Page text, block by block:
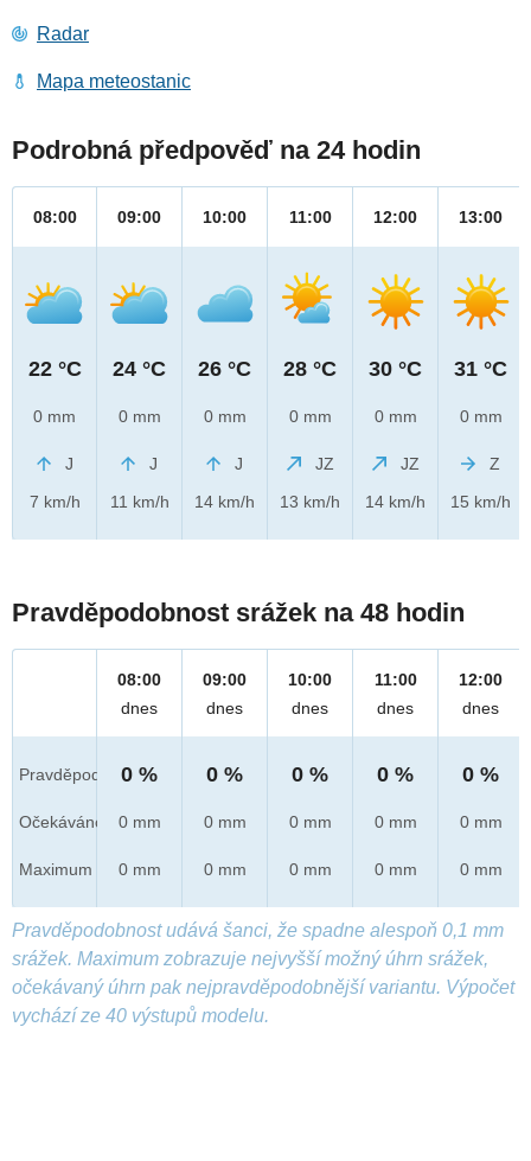
Radar
Mapa meteostanic
Podrobná předpověď na 24 hodin
08:00
22 °C
0 mm
J
7 km/h
09:00
24 °C
0 mm
J
11 km/h
10:00
26 °C
0 mm
J
14 km/h
11:00
28 °C
0 mm
JZ
13 km/h
12:00
30 °C
0 mm
JZ
14 km/h
13:00
31 °C
0 mm
Z
15 km/h
Pravděpodobnost srážek na 48 hodin
Pravděpod.
Očekáváno
Maximum
08:00
dnes
0 %
0 mm
0 mm
09:00
dnes
0 %
0 mm
0 mm
10:00
dnes
0 %
0 mm
0 mm
11:00
dnes
0 %
0 mm
0 mm
12:00
dnes
0 %
0 mm
0 mm
Pravděpodobnost udává šanci, že spadne alespoň 0,1 mm
srážek. Maximum zobrazuje nejvyšší možný úhrn srážek,
očekávaný úhrn pak nejpravděpodobnější variantu. Výpočet
vychází ze 40 výstupů modelu.